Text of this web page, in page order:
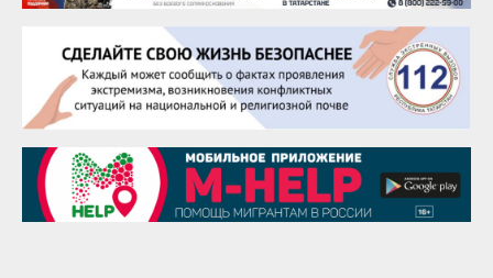
Евгений Ефимов
25 августа
Сэсэгма Бубеева
28 августа
Чингиз Мустафаев
29 августа
Надежда Рослова